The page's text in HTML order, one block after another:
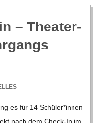
– Thea­ter­
es für 14 Schüler*innen
nach dem Check-In im